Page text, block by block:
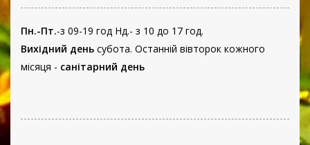
Пн.-Пт.-з 09-19 год Нд.- з 10 до 17 год.
Вихідний день субота. Останній вівторок кожного
місяця - санітарний день